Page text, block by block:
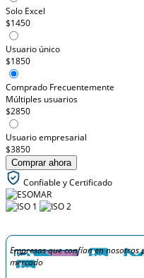
Solo Excel
$1450
Usuario único
$1850
Comprado Frecuentemente
Múltiples usuarios
$2850
Usuario empresarial
$3850
Comprar ahora
Confiable y Certificado
Empresas que confían en nosotros
mercado